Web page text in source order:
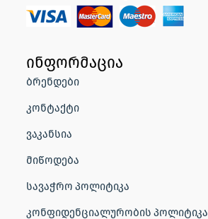
ინფორმაცია
ბრენდები
კონტაქტი
ვაკანსია
მიწოდება
სავაჭრო პოლიტიკა
კონფიდენციალურობის პოლიტიკა